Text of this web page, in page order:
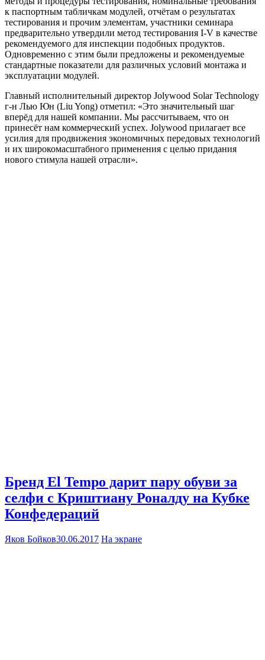
к паспортным табличкам модулей, отчётам о результатах
тестирования и прочим элементам, участники семинара
предварительно утвердили метод тестирования I-V в качестве
рекомендуемого для инспекции подобных продуктов.
Одновременно с этим были предложены и рекомендуемые
стандартные показатели для различных условий монтажа и
эксплуатации модулей.
Главный исполнительный директор Jolywood Solar Technology
г-н Лью Юн (Liu Yong) отметил: «Это значительный шаг
вперёд для нашей компании. Мы рассчитываем, что он
принесёт нам коммерческий успех. Jolywood прилагает все
усилия для продвижения экономичных передовых технологий
и их широкомасштабного применения с целью придания
нового стимула нашей отрасли».
Бренд El Tempo дарит пару обуви за
селфи с Криштиану Роналду на Кубке
Конфедераций
Яков Бойков30.06.2017 На экране